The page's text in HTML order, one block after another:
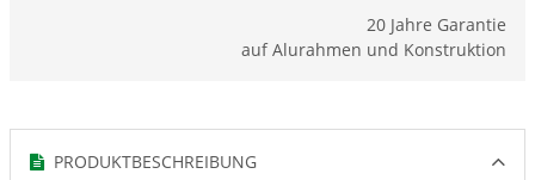
20 Jahre Garantie
auf Alurahmen und Konstruktion
PRODUKTBESCHREIBUNG